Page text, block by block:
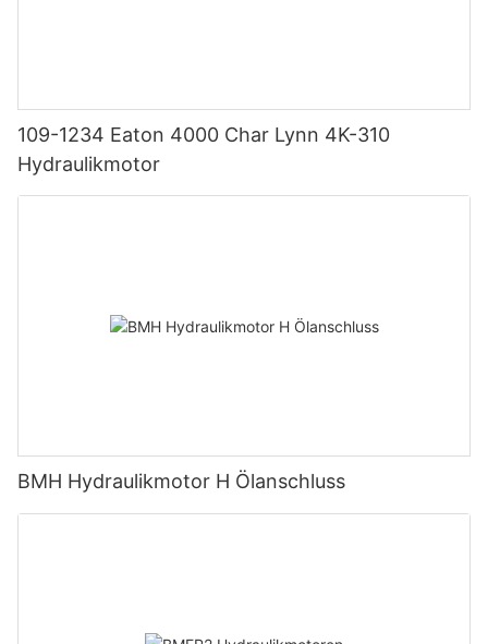
109-1234 Eaton 4000 Char Lynn 4K-310
Hydraulikmotor
BMH Hydraulikmotor H Ölanschluss